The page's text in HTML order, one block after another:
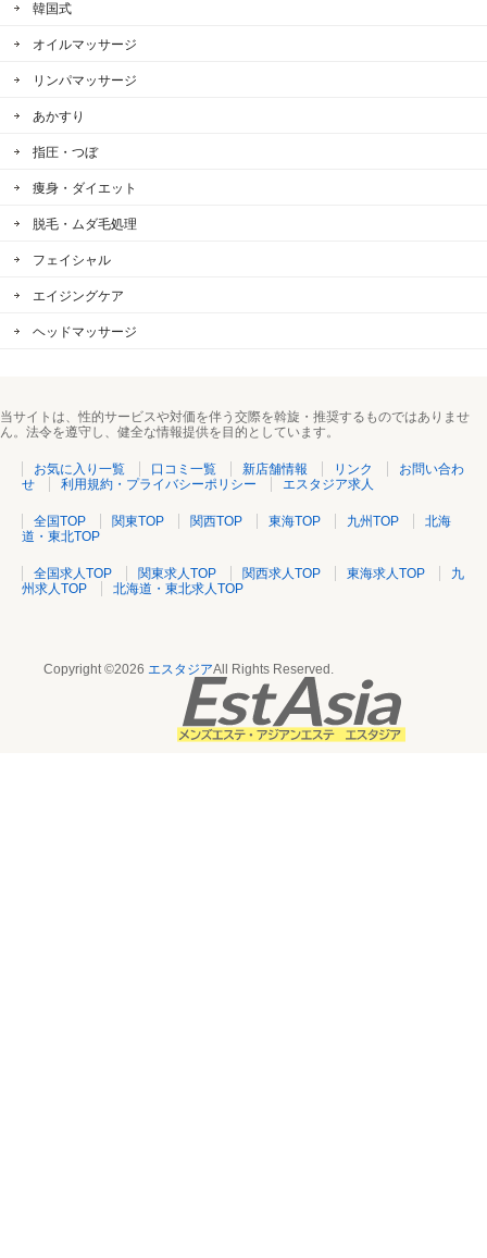
韓国式
オイルマッサージ
リンパマッサージ
あかすり
指圧・つぼ
痩身・ダイエット
脱毛・ムダ毛処理
フェイシャル
エイジングケア
ヘッドマッサージ
当サイトは、性的サービスや対価を伴う交際を斡旋・推奨するものではありませ
ん。法令を遵守し、健全な情報提供を目的としています。
お気に入り一覧 口コミ一覧 新店舗情報 リンク
お問い合わ
せ
利用規約・プライバシーポリシー エスタジア求人
全国TOP 関東TOP 関西TOP 東海TOP 九州TOP
北海
道・東北TOP
全国求人TOP 関東求人TOP 関西求人TOP 東海求人TOP
九
州求人TOP
北海道・東北求人TOP
Copyright ©2026 エスタジアAll Rights Reserved.